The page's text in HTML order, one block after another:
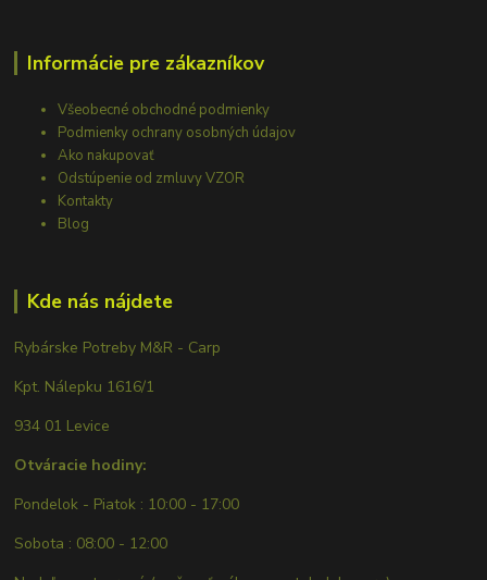
Informácie pre zákazníkov
Všeobecné obchodné podmienky
Podmienky ochrany osobných údajov
Ako nakupovať
Odstúpenie od zmluvy VZOR
Kontakty
Blog
Kde nás nájdete
Rybárske Potreby M&R - Carp
Kpt. Nálepku 1616/1
934 01 Levice
Otváracie hodiny:
Pondelok - Piatok : 10:00 - 17:00
Sobota : 08:00 - 12:00